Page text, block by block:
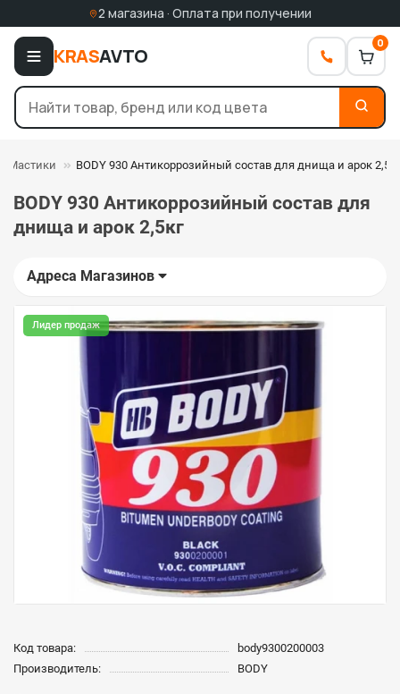
2 магазина · Оплата при получении
KRASAVTO
0
Мастики BODY 930 Антикоррозийный состав для днища и арок 2,5кг
BODY 930 Антикоррозийный состав для
днища и арок 2,5кг
Адреса Магазинов
Лидер продаж
Код товара:
body9300200003
Производитель:
BODY